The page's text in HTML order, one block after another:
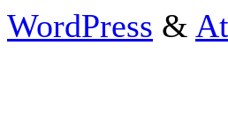
WordPress &